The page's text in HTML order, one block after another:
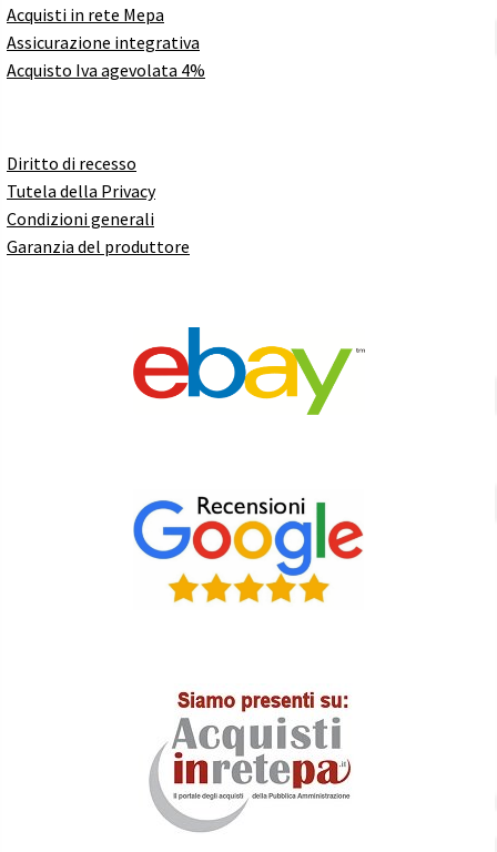
Acquisti in rete Mepa
Assicurazione integrativa
Acquisto Iva agevolata 4%
Diritto di recesso
Tutela della Privacy
Condizioni generali
Garanzia del produttore